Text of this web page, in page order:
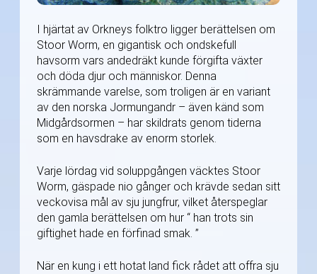
I hjärtat av Orkneys folktro ligger berättelsen om
Stoor Worm, en gigantisk och ondskefull
havsorm vars andedräkt kunde förgifta växter
och döda djur och människor. Denna
skrämmande varelse, som troligen är en variant
av den norska Jormungandr – även känd som
Midgårdsormen – har skildrats genom tiderna
som en havsdrake av enorm storlek.
Varje lördag vid soluppgången väcktes Stoor
Worm, gäspade nio gånger och krävde sedan sitt
veckovisa mål av sju jungfrur, vilket återspeglar
den gamla berättelsen om hur “ han trots sin
giftighet hade en förfinad smak. ”
När en kung i ett hotat land fick rådet att offra sju